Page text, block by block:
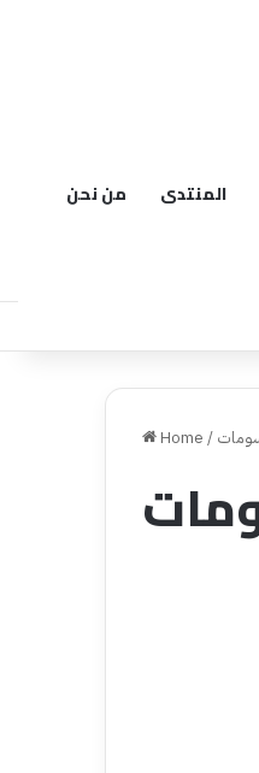
من نحن المنتدى
Home /